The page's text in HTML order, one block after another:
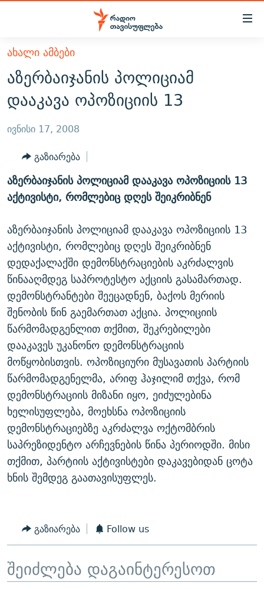
Accessibility
მთავარ
შინაარსზე
დაბრუნება
მთავარ
დაბრუნება
ძიებაზე
დაბრუნება
ᲐᲮᲐᲚᲘ ᲐᲛᲑᲔᲑᲘ
ᲗᲔᲛᲔᲑᲘ
ᲞᲝᲚᲘᲢᲘᲙᲐ
ᲔᲙᲝᲜᲝᲛᲘᲙᲐ
ᲡᲐᲖᲝᲒᲐᲓᲝᲔᲑᲐ
ᲡᲞᲝᲠᲢᲘ
ᲕᲘᲓᲔᲝ
ᲑᲚᲝᲒᲔᲑᲘ
ᲞᲝᲓᲙᲐᲡᲢᲔᲑᲘ
ᲜᲘᲙᲝᲡ ᲞᲝᲓᲙᲐᲡᲢᲘ
ᲒᲐᲜᲙᲘᲗᲮᲕᲘᲡ ᲓᲦᲔ
ᲓᲘᲚᲘᲡ ᲡᲐᲣᲑᲠᲔᲑᲘ
ᲛᲝᲚᲐᲞᲐᲠᲐᲙᲔ ᲢᲔᲥᲡᲢᲔᲑᲘ
ᲨᲘᲜ - ᲣᲪᲮᲝᲔᲗᲨᲘ
ᲚᲘᲢᲔᲠᲐᲢᲣᲠᲣᲚᲘ ᲬᲐᲮᲜᲐᲒᲔᲑᲘ
ᲐᲛᲔᲠᲘᲙᲣᲚᲘ ᲛᲝᲗᲮᲠᲝᲑᲐ
ᲘᲛᲞᲔᲠᲘᲐ ᲓᲐ ᲠᲐᲓᲘᲝ
ᲗᲐᲕᲘᲡᲣᲤᲚᲔᲑᲘᲡ ᲛᲝᲜᲘᲢᲝᲠᲘ
ᲗᲥᲕᲔᲜᲘ ᲞᲣᲑᲚᲘᲙᲐᲪᲘᲔᲑᲘ
ᲣᲙᲠᲐᲘᲜᲐᲨᲘ ᲓᲐᲦᲣᲞᲣᲚᲘ ᲥᲐᲠᲗᲕᲔᲚᲘ ᲛᲔᲑᲠᲫᲝᲚᲔᲑᲘ - 2022
ᲓᲐᲛᲝᲣᲙᲘᲓᲔᲑᲚᲝᲑᲘᲡ 100 ᲬᲔᲚᲘ
ᲩᲔᲛᲘ ᲡᲘᲙᲕᲓᲘᲚᲘᲡ ᲛᲘᲖᲔᲖᲘᲐ COVID-19
11 ᲬᲔᲚᲘ - 11 ᲐᲛᲑᲐᲕᲘ
ᲡᲐᲞᲐᲠᲚᲐᲛᲔᲜᲢᲝ ᲐᲠᲩᲔᲕᲜᲔᲑᲘᲡ ᲘᲡᲢᲝᲠᲘᲐ
ᲑᲐᲕᲨᲕᲔᲑᲘ ᲞᲠᲝᲡᲢᲘᲢᲣᲪᲘᲐᲨᲘ - ᲐᲛᲝᲣᲗᲥᲛᲔᲚᲘ ᲐᲛᲑᲐᲕᲘ
5 ᲐᲛᲑᲐᲕᲘ - 20 ᲘᲕᲜᲘᲡᲡ ᲓᲐᲨᲐᲕᲔᲑᲣᲚᲔᲑᲘ
ᲐᲒᲕᲘᲡᲢᲝᲡ ᲝᲛᲘ
ПРИВЕТ ᲙᲣᲚᲢᲣᲠᲐ
ЭХО КАВКАЗА
ᲒᲐᲛᲝᲘᲬᲔᲠᲔ
რთე/რთ-ის ყველა საიტი
ᲐᲮᲐᲚᲘ ᲐᲛᲑᲔᲑᲘ
აზერბაიჯანის პოლიციამ
დააკავა ოპოზიციის 13
ივნისი 17, 2008
გაზიარება
აზერბაიჯანის პოლიციამ დააკავა ოპოზიციის 13
აქტივისტი, რომლებიც დღეს შეიკრიბნენ
აზერბაიჯანის პოლიციამ დააკავა ოპოზიციის 13
აქტივისტი, რომლებიც დღეს შეიკრიბნენ
დედაქალაქში დემონსტრაციების აკრძალვის
წინააღმდეგ საპროტესტო აქციის გასამართად.
დემონსტრანტები შეეცადნენ, ბაქოს მერიის
შენობის წინ გაემართათ აქცია. პოლიციის
წარმომადგენლით თქმით, შეკრებილები
დააკავეს უკანონო დემონსტრაციის
მოწყობისთვის. ოპოზიციური მუსავათის პარტიის
წარმომადგენელმა, არიფ ჰაჯილიმ თქვა, რომ
დემონსტრაციის მიზანი იყო, ეიძულებინა
ხელისუფლება, მოეხსნა ოპოზიციის
დემონსტრაციებზე აკრძალვა ოქტომბრის
საპრეზიდენტო არჩევნების წინა პერიოდში. მისი
თქმით, პარტიის აქტივისტები დაკავებიდან ცოტა
ხნის შემდეგ გაათავისუფლეს.
გაზიარება Follow us
შეიძლება დაგაინტერესოთ